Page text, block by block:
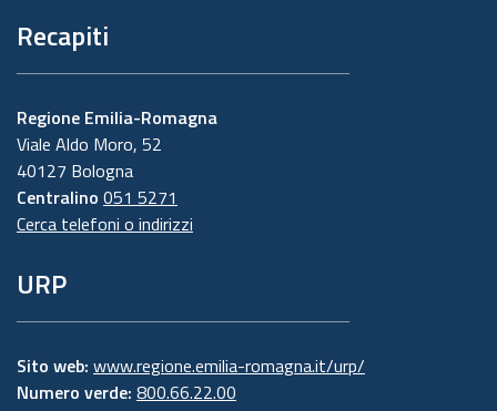
Recapiti
Regione Emilia-Romagna
Viale Aldo Moro, 52
40127 Bologna
Centralino 051 5271
Cerca telefoni o indirizzi
URP
Sito web: www.regione.emilia-romagna.it/urp/
Numero verde: 800.66.22.00